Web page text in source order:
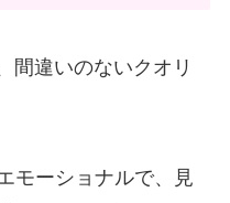
間違いのないクオリ
モーショナルで、見